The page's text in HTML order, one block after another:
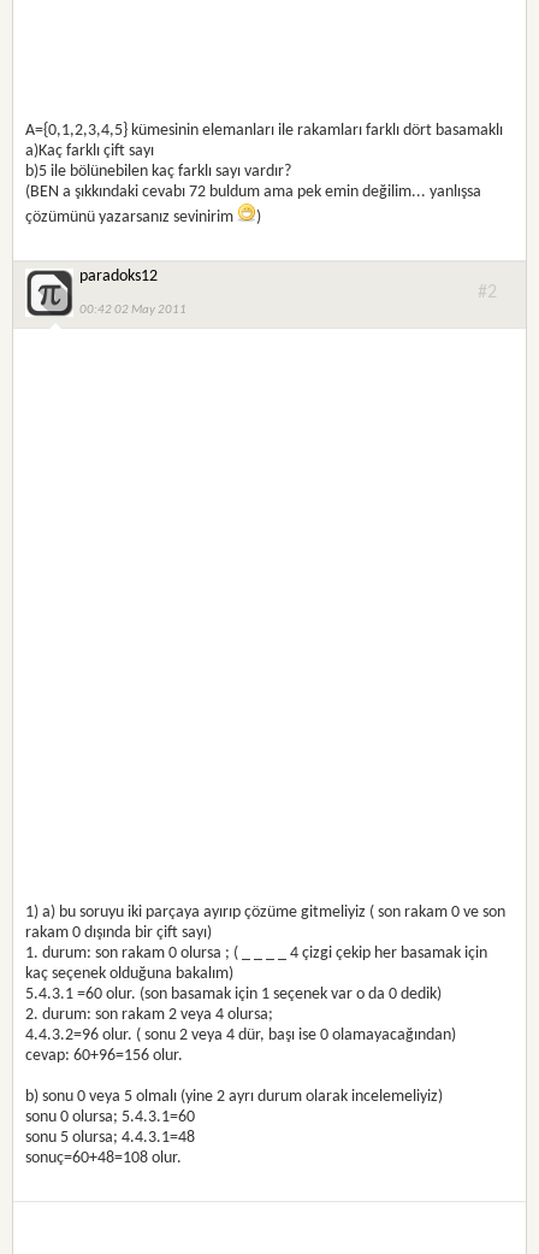
A={0,1,2,3,4,5} kümesinin elemanları ile rakamları farklı dört basamaklı
a)Kaç farklı çift sayı
b)5 ile bölünebilen kaç farklı sayı vardır?
(BEN a şıkkındaki cevabı 72 buldum ama pek emin değilim... yanlışsa
çözümünü yazarsanız sevinirim
)
paradoks12
00:42 02 May 2011
#2
1) a) bu soruyu iki parçaya ayırıp çözüme gitmeliyiz ( son rakam 0 ve son
rakam 0 dışında bir çift sayı)
1. durum: son rakam 0 olursa ; ( _ _ _ _ 4 çizgi çekip her basamak için
kaç seçenek olduğuna bakalım)
5.4.3.1 =60 olur. (son basamak için 1 seçenek var o da 0 dedik)
2. durum: son rakam 2 veya 4 olursa;
4.4.3.2=96 olur. ( sonu 2 veya 4 dür, başı ise 0 olamayacağından)
cevap: 60+96=156 olur.
b) sonu 0 veya 5 olmalı (yine 2 ayrı durum olarak incelemeliyiz)
sonu 0 olursa; 5.4.3.1=60
sonu 5 olursa; 4.4.3.1=48
sonuç=60+48=108 olur.